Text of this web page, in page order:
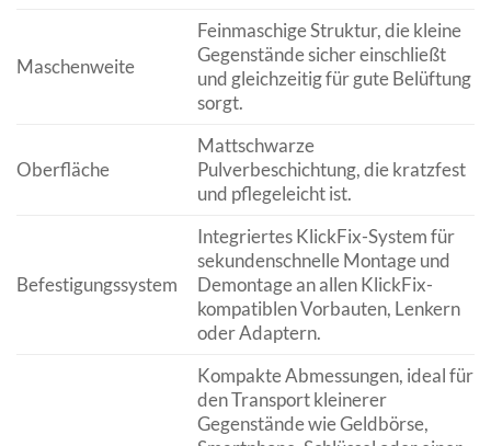
Maschenweite
Feinmaschige Struktur, die kleine
Gegenstände sicher einschließt
und gleichzeitig für gute Belüftung
sorgt.
Oberfläche
Mattschwarze
Pulverbeschichtung, die kratzfest
und pflegeleicht ist.
Befestigungssystem
Integriertes KlickFix-System für
sekundenschnelle Montage und
Demontage an allen KlickFix-
kompatiblen Vorbauten, Lenkern
oder Adaptern.
Kompakte Abmessungen, ideal für
den Transport kleinerer
Gegenstände wie Geldbörse,